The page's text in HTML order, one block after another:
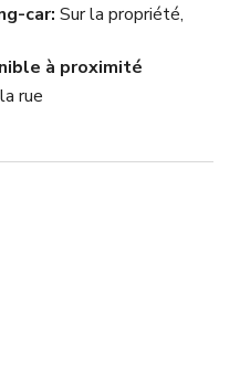
car Sur la propriété,
à proximité
rue